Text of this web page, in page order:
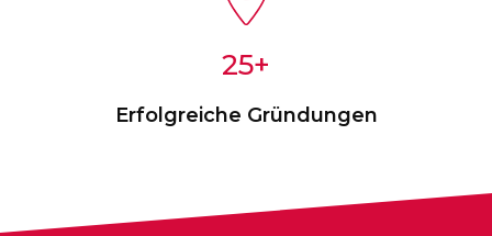
25
Erfolgreiche Gründungen